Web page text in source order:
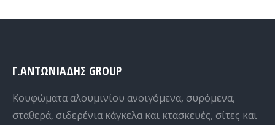
Γ.ΑΝΤΩΝΙΑΔΗΣ GROUP
Κουφώματα αλουμινίου ανοιγόμενα, συρόμενα,
σταθερά, σιδερένια κάγκελα και κτασκευές, σίτες και